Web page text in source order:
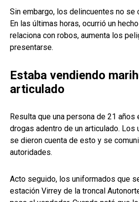
Sin embargo, los delincuentes no se
En las últimas horas, ocurrió un
relaciona con robos, aumenta los
presentarse.
Estaba vendiendo
articulado
Resulta que una persona de 21
drogas adentro de un articulado. Los
se dieron cuenta de esto y se
autoridades.
Acto seguido, los uniformados que
estación Virrey de la troncal